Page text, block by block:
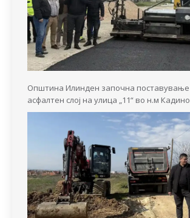
Општина Илинден започна
асфалтен слој на улица „11“ во н.м Кадино